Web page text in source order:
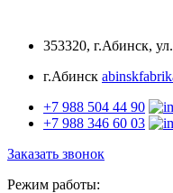
353320, г.Абинск,
г.Абинск
+7 988 504 44 90
+7 988 346 60 03
Заказать звонок
Режим работы: